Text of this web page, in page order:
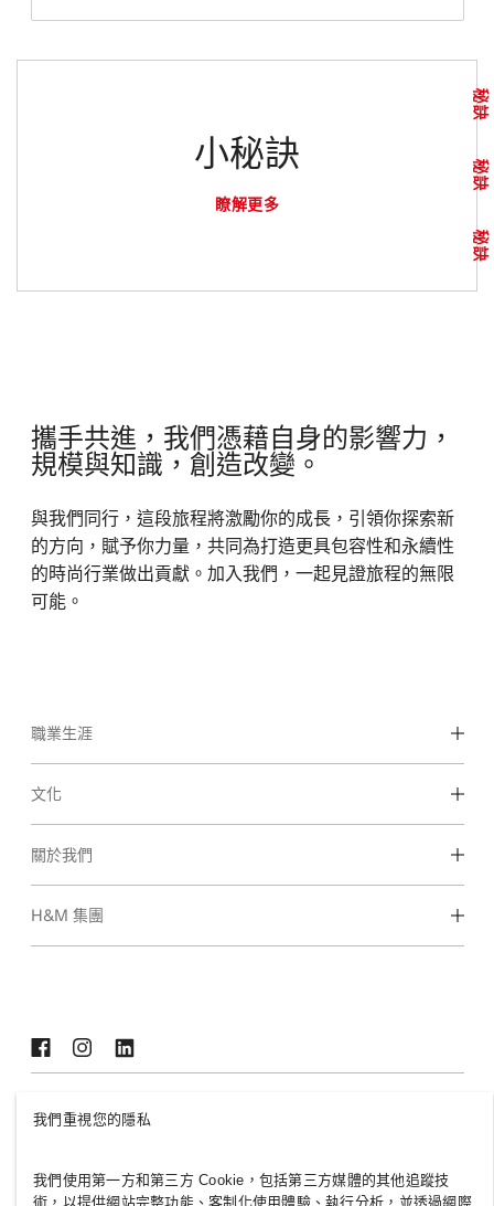
小秘訣
瞭解更多
秘訣
秘訣
秘訣
攜手共進，我們憑藉自身的影響力，
規模與知識，創造改變。
與我們同行，這段旅程將激勵你的成長，引領你探索新
的方向，賦予你力量，共同為打造更具包容性和永續性
的時尚行業做出貢獻。加入我們，一起見證旅程的無限
可能。
職業生涯
發現我們的工作領域
文化
我們的文化和福利
關於我們
我們是誰
H&M 集團
Cookies Cookie Settings
我們重視您的隱私
我們使用第一方和第三方 Cookie，包括第三方媒體的其他追蹤技
術，以提供網站完整功能、客制化使用體驗、執行分析，並透過網際